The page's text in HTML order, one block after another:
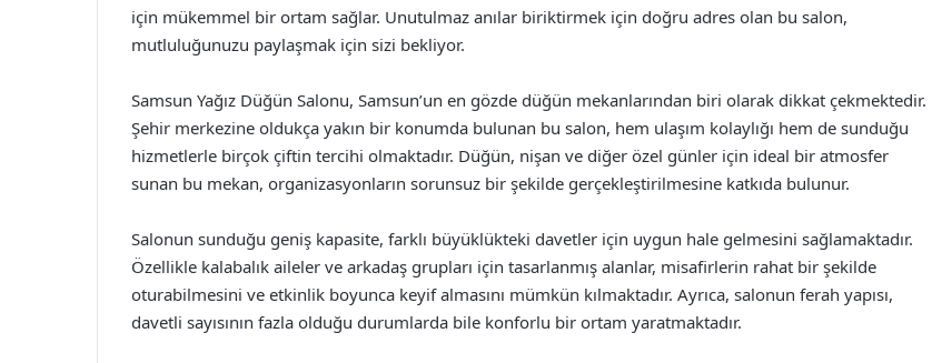
için mükemmel bir ortam sağlar. Unutulmaz anılar biriktirmek için doğru adres olan bu salon,
mutluluğunuzu paylaşmak için sizi bekliyor.
Samsun Yağız Düğün Salonu, Samsun’un en gözde düğün mekanlarından biri olarak dikkat çekmektedir.
Şehir merkezine oldukça yakın bir konumda bulunan bu salon, hem ulaşım kolaylığı hem de sunduğu
hizmetlerle birçok çiftin tercihi olmaktadır. Düğün, nişan ve diğer özel günler için ideal bir atmosfer
sunan bu mekan, organizasyonların sorunsuz bir şekilde gerçekleştirilmesine katkıda bulunur.
Salonun sunduğu geniş kapasite, farklı büyüklükteki davetler için uygun hale gelmesini sağlamaktadır.
Özellikle kalabalık aileler ve arkadaş grupları için tasarlanmış alanlar, misafirlerin rahat bir şekilde
oturabilmesini ve etkinlik boyunca keyif almasını mümkün kılmaktadır. Ayrıca, salonun ferah yapısı,
davetli sayısının fazla olduğu durumlarda bile konforlu bir ortam yaratmaktadır.